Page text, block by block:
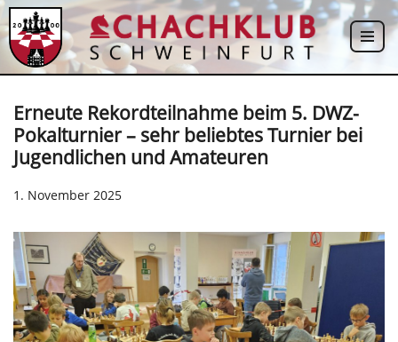
Zum
Inhalt
Erneute Rekordteilnahme beim 5. DWZ-
Pokalturnier – sehr beliebtes Turnier bei
Jugendlichen und Amateuren
1. November 2025